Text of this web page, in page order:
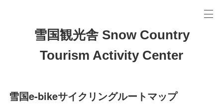
雪国観光舎 Snow Country
Tourism Activity Center
雪国e-bikeサイクリングルートマップ